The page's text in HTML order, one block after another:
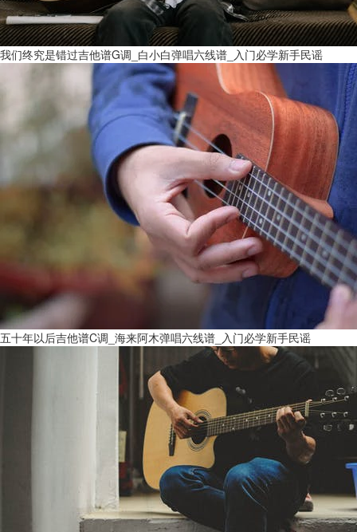
我们终究是错过吉他谱G调_白小白弹唱六线谱_入门必学新手民谣
五十年以后吉他谱C调_海来阿木弹唱六线谱_入门必学新手民谣